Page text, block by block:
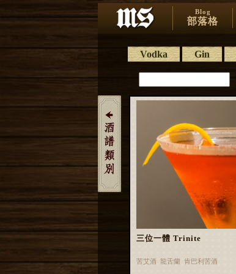
Blog
部落格
Vodka Gin
三位一體 Trinite
苦艾酒 龍舌蘭 肯巴利苦酒